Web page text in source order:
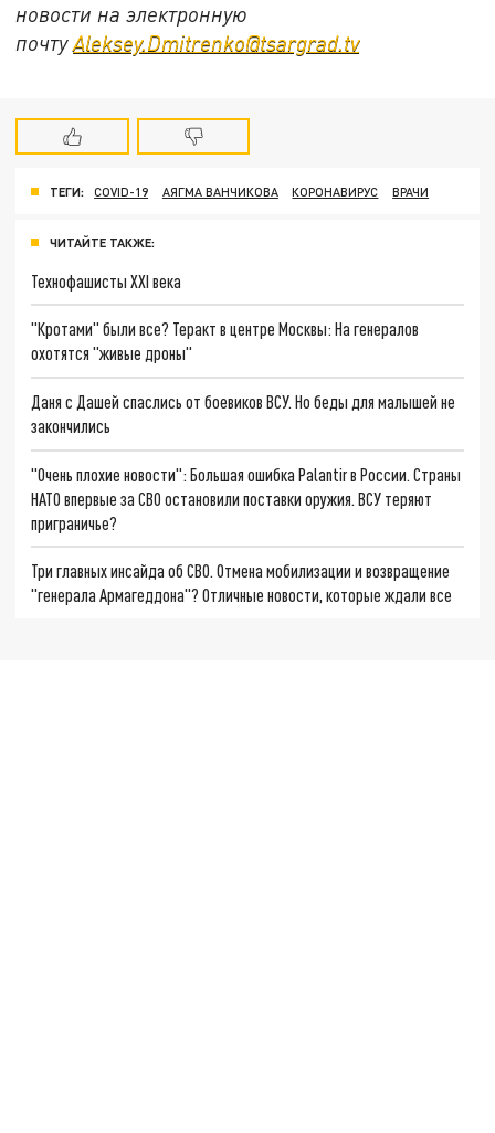
новости на электронную
почтуAleksey.Dmitrenko@tsargrad.tv
ТЕГИ: COVID-19 АЯГМА ВАНЧИКОВА КОРОНАВИРУС ВРАЧИ
ЧИТАЙТЕ ТАКЖЕ:
Технофашисты XXI века
"Кротами" были все? Теракт в центре Москвы: На генералов
охотятся "живые дроны"
Даня с Дашей спаслись от боевиков ВСУ. Но беды для малышей не
закончились
"Очень плохие новости": Большая ошибка Palantir в России. Страны
НАТО впервые за СВО остановили поставки оружия. ВСУ теряют
приграничье?
Три главных инсайда об СВО. Отмена мобилизации и возвращение
"генерала Армагеддона"? Отличные новости, которые ждали все